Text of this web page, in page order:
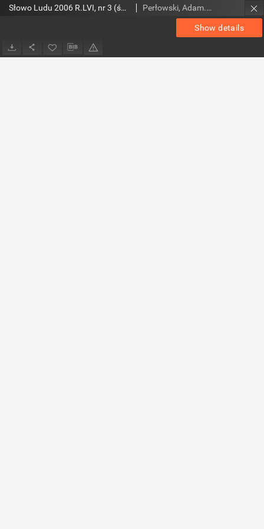
Show details
Słowo Ludu 2006 R.LVI, nr 3 (świętokrzyskie) Perłowski, Adam. Red.